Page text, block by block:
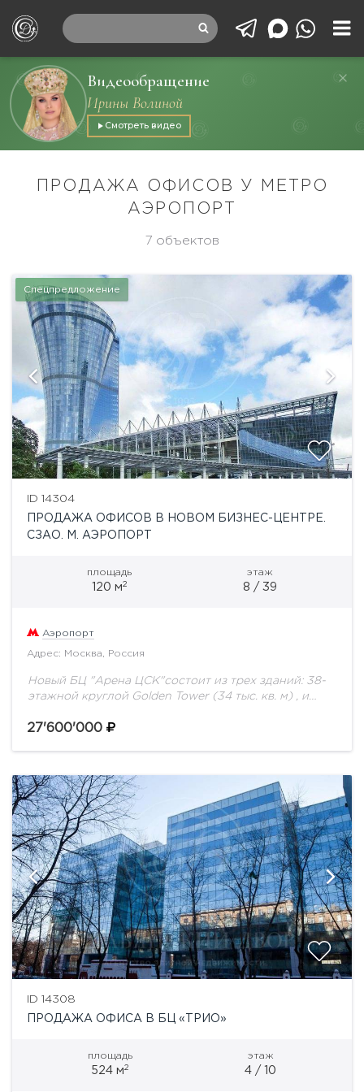
Видеообращение
Ирины Волиной
Смотреть видео
ПРОДАЖА ОФИСОВ У МЕТРО
АЭРОПОРТ
7 объектов
Спецпредложение
ID 14304
ПРОДАЖА ОФИСОВ В НОВОМ БИЗНЕС-ЦЕНТРЕ.
СЗАО. М. АЭРОПОРТ
площадь
120 м2
этаж
8 / 39
Аэропорт
Адрес: Москва, Россия
Новый БЦ "Арена ЦСК"состоит из трех зданий: 38-
этажной круглой Golden Tower (34 тыс. кв. м) , и
площадью 13...
27'600'000
ID 14308
ПРОДАЖА ОФИСА В БЦ «ТРИО»
площадь
524 м2
этаж
4 / 10